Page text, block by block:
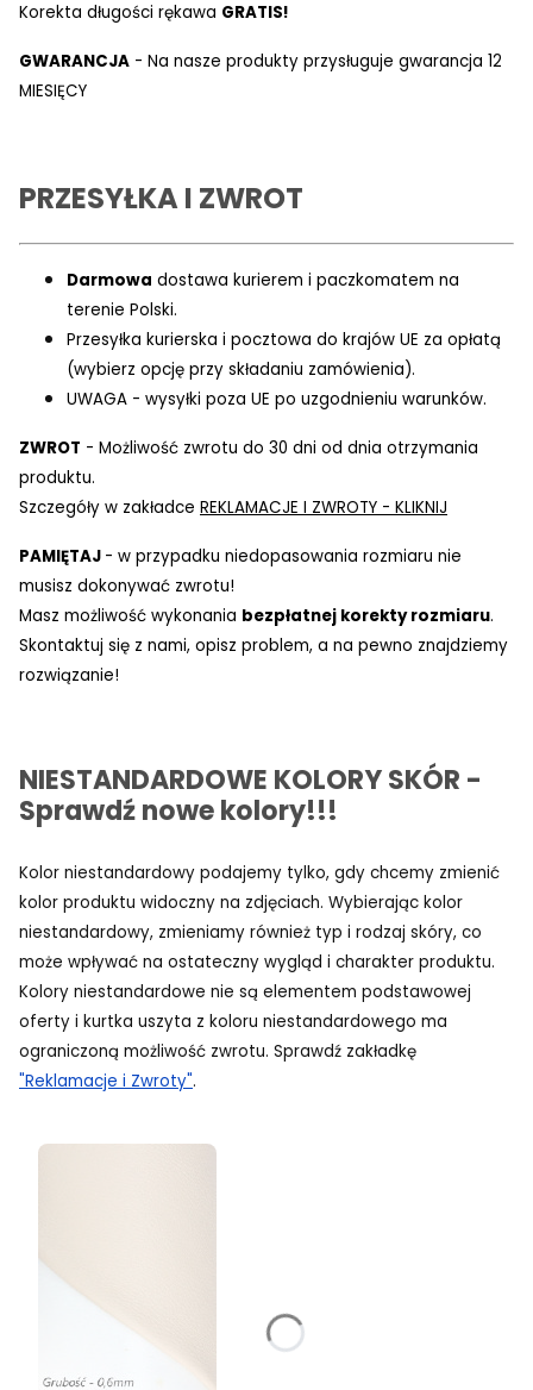
Korekta długości rękawa GRATIS!
GWARANCJA - Na nasze produkty przysługuje gwarancja 12
MIESIĘCY
PRZESYŁKA I ZWROT
Darmowa dostawa kurierem i paczkomatem na
terenie Polski.
Przesyłka kurierska i pocztowa do krajów UE za opłatą
(wybierz opcję przy składaniu zamówienia).
UWAGA - wysyłki poza UE po uzgodnieniu warunków.
ZWROT - Możliwość zwrotu do 30 dni od dnia otrzymania
produktu.
Szczegóły w zakładce REKLAMACJE I ZWROTY - KLIKNIJ
PAMIĘTAJ - w przypadku niedopasowania rozmiaru nie
musisz dokonywać zwrotu!
Masz możliwość wykonania bezpłatnej korekty rozmiaru.
Skontaktuj się z nami, opisz problem, a na pewno znajdziemy
rozwiązanie!
NIESTANDARDOWE KOLORY SKÓR -
Sprawdź nowe kolory!!!
Kolor niestandardowy podajemy tylko, gdy chcemy zmienić
kolor produktu widoczny na zdjęciach. Wybierając kolor
niestandardowy, zmieniamy również typ i rodzaj skóry, co
może wpływać na ostateczny wygląd i charakter produktu.
Kolory niestandardowe nie są elementem podstawowej
oferty i kurtka uszyta z koloru niestandardowego ma
ograniczoną możliwość zwrotu. Sprawdź zakładkę
"Reklamacje i Zwroty".